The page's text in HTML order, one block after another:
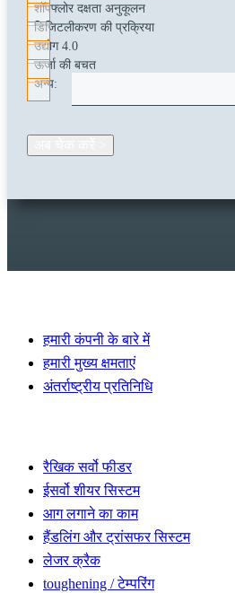
शॉपफ्लोर दक्षता अनुकूलन
डिजिटलीकरण की प्रक्रिया
उद्योग 4.0
ऊर्जा की बचत
अन्य:
हमारी कंपनी के बारे में
हमारी मुख्य क्षमताएं
अंतर्राष्ट्रीय प्रतिनिधि
रैखिक सर्वो फीडर
ईसर्वो शीयर सिस्टम
आग लगाने का काम
हैंडलिंग और ट्रांसफर सिस्टम
लेजर क्रैक
toughening / टेम्परिंग